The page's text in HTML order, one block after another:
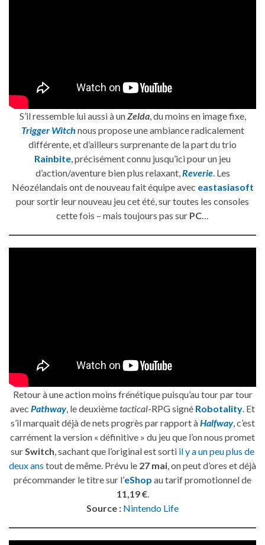
S’il ressemble lui aussi à unZelda, du moins en image fixe,
Trigger Witch nous propose une ambiance radicalement
différente, et d’ailleurs surprenante de la part du trio
Rainbite, précisément connu jusqu’ici pour un jeu
d’action/aventure bien plus relaxant,Reverie. Les
Néozélandais ont de nouveau fait équipe avec eastasiasoft
pour sortir leur nouveau jeu cet été, sur toutes les consoles
cette fois – mais toujours pas sur PC…
Retour à une action moins frénétique puisqu’au tour par tour
avec Pathway, le deuxièmetactical-RPG signé Robotality . Et
s’il marquait déjà de nets progrès par rapport àHalfway, c’est
carrément la version « définitive » du jeu que l’on nous promet
sur Switch , sachant que l’original est sorti il y a un peu plus de
deux ans tout de même. Prévu le 27 mai , on peut d’ores et déjà
précommander le titre sur l’eShop au tarif promotionnel de
11,19 €.
Source : Nintendo Life